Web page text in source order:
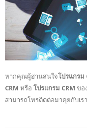
หากคุณผู้อ่านสนใจโปรแกรม
CRM หรือ โปรแกรม CRM ขอ
สามารถโทรติดต่อมาคุยกับเร